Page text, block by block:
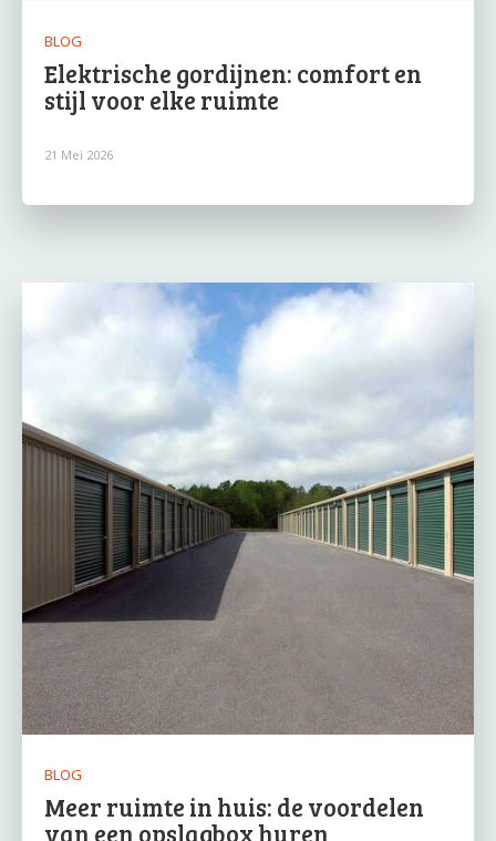
BLOG
Elektrische gordijnen: comfort en
stijl voor elke ruimte
21 Mei 2026
BLOG
Meer ruimte in huis: de voordelen
van een opslagbox huren